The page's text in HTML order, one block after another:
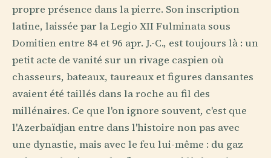
propre présence dans la pierre. Son inscription
latine, laissée par la Legio XII Fulminata sous
Domitien entre 84 et 96 apr. J.-C., est toujours là : un
petit acte de vanité sur un rivage caspien où
chasseurs, bateaux, taureaux et figures dansantes
avaient été taillés dans la roche au fil des
millénaires. Ce que l'on ignore souvent, c'est que
l'Azerbaïdjan entre dans l'histoire non pas avec
une dynastie, mais avec le feu lui-même : du gaz